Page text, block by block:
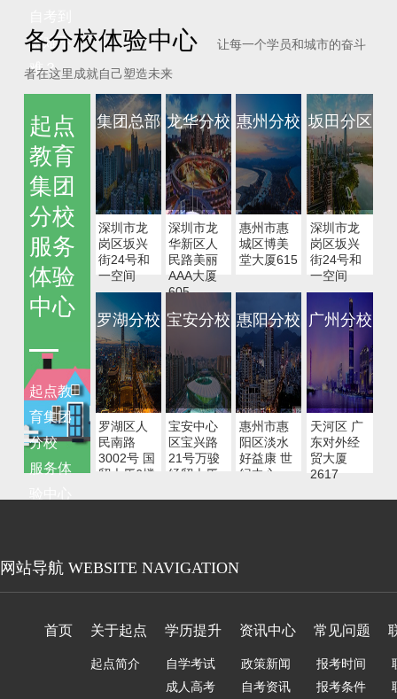
底难不
难？
[11-20]
资讯丨如何
专、本科双学历？
[11-08]
资讯丨 大自
考和小自考的区别
[09-21]
资讯丨广东
自考报名时间以及报
名条件？
[08-20]
本科应该如何选择专
业?
入户咨询
[09-29]
指南丨不能
忽视！深户非深户缴
积分入户, 社保将成
为入户最高门槛?
各分校体验中心 让每一个学员和城市的奋斗
者在这里成就自己塑造未来
起点
教育
集团
分校
服务
体验
中心
起点教
育集团
分校
服务体
提升服
务
集团总部
深圳市龙
岗区坂兴
街24号和
一空间
龙华分校
深圳市龙
华新区人
民路美丽
AAA大厦
605
惠州分校
惠州市惠
城区博美
堂大厦615
罗湖分校
罗湖区人
民南路
3002号 国
贸大厦6楼
宝安分校
宝安中心
区宝兴路
21号万骏
经贸大厦
惠阳分校
惠州市惠
阳区淡水
好益康 世
纪中心
坂田分区
深圳市龙
岗区坂兴
街24号和
一空间
广州分校
天河区 广
东对外经
贸大厦
2617